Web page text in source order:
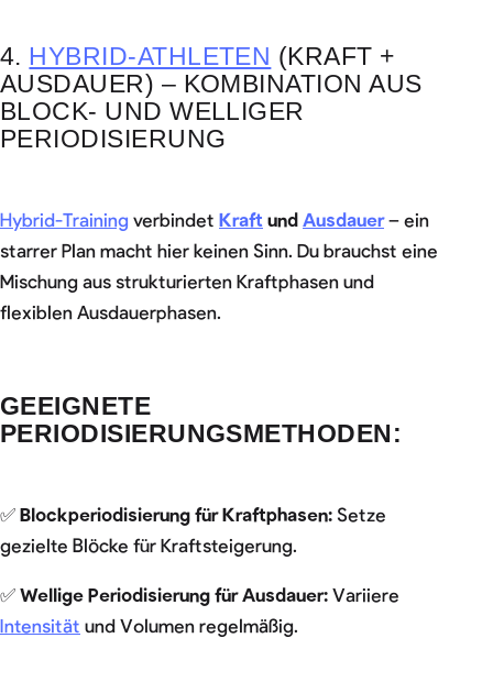
4. HYBRID-ATHLETEN (KRAFT +
AUSDAUER) – KOMBINATION AUS
BLOCK- UND WELLIGER
PERIODISIERUNG
Hybrid-Training verbindet Kraft und Ausdauer– ein
starrer Plan macht hier keinen Sinn. Du brauchst eine
Mischung aus strukturierten Kraftphasen und
flexiblen Ausdauerphasen.
GEEIGNETE
PERIODISIERUNGSMETHODEN:
✅ Blockperiodisierung für Kraftphasen: Setze
gezielte Blöcke für Kraftsteigerung.
✅ Wellige Periodisierung für Ausdauer: Variiere
Intensität und Volumen regelmäßig.